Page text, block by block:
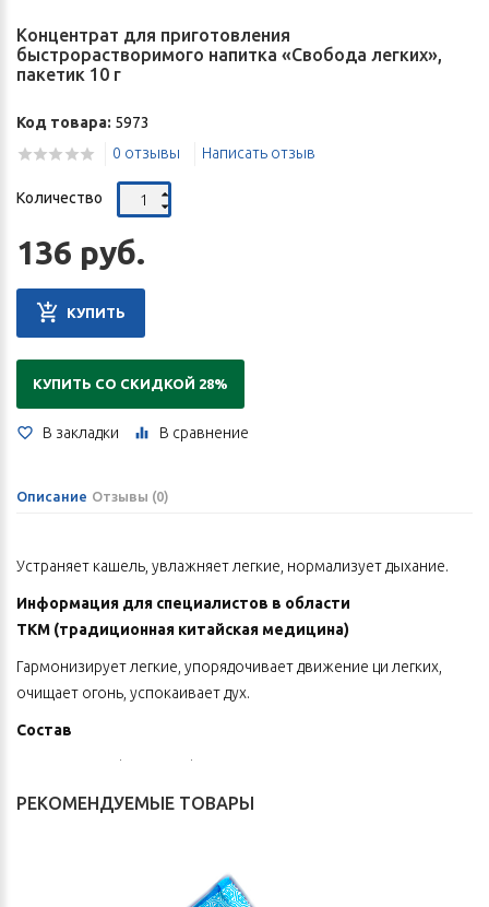
Концентрат для приготовления
быстрорастворимого напитка «Свобода легких»,
пакетик 10 г
Код товара: 5973
0 отзывы
Написать отзыв
Количество
136 руб.
КУПИТЬ
КУПИТЬ СО СКИДКОЙ 28%
В закладки В сравнение
Описание Отзывы (0)
Устраняет кашель, увлажняет легкие, нормализует дыхание.
Информация для специалистов в области
ТКМ (традиционная китайская медицина)
Гармонизирует легкие, упорядочивает движение ци легких,
очищает огонь, успокаивает дух.
Состав
крупноцветковый (корни), аурикулярия уховидная (тело гриба).
размешать и выпить. Принимать натощак по 1 пакетику 2 раза в
РЕКОМЕНДУЕМЫЕ ТОВАРЫ